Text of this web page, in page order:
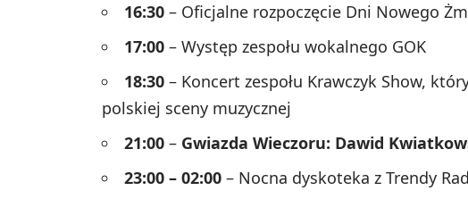
16:30 – Oficjalne rozpoczęcie Dni Nowego
17:00 – Występ zespołu wokalnego GOK
18:30 – Koncert zespołu Krawczyk Show,
polskiej sceny muzycznej
21:00 – Gwiazda Wieczoru: Dawid
23:00 – 02:00 – Nocna dyskoteka z Trendy